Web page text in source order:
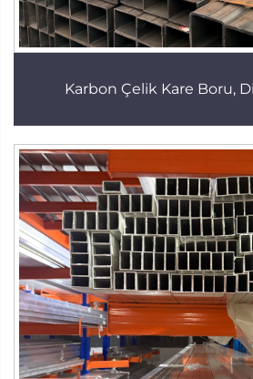
Karbon Çelik Kare Boru,